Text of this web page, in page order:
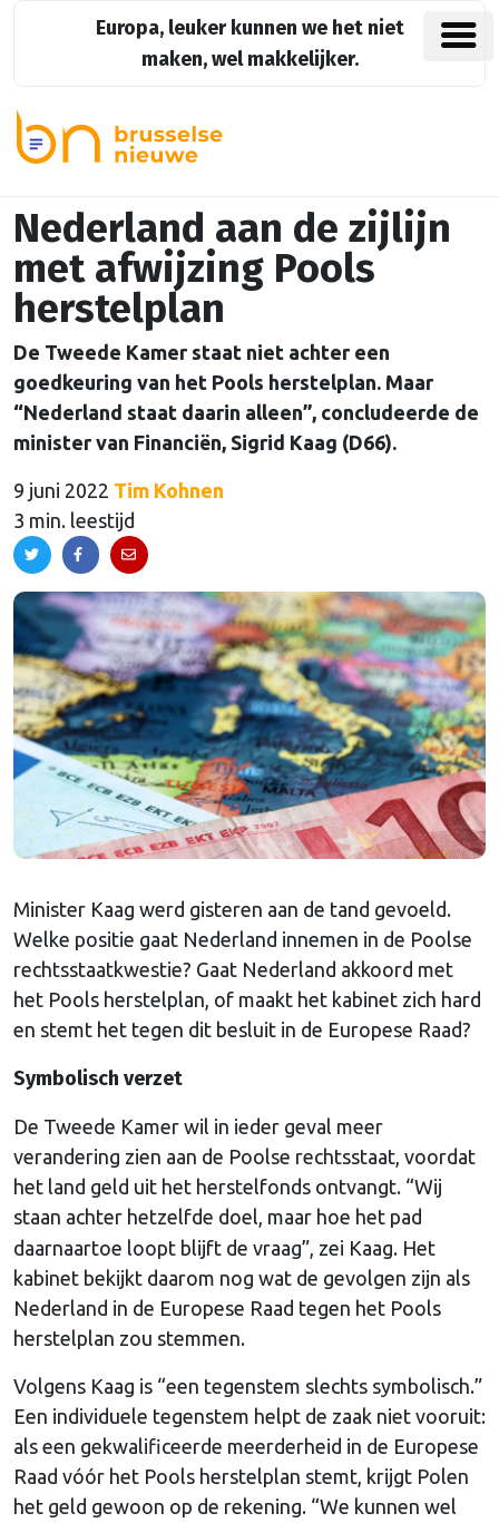
Europa, leuker kunnen we het niet
maken, wel makkelijker.
Nederland aan de zijlijn
met afwijzing Pools
herstelplan
De Tweede Kamer staat niet achter een
goedkeuring van het Pools herstelplan. Maar
“Nederland staat daarin alleen”, concludeerde de
minister van Financiën, Sigrid Kaag (D66).
9 juni 2022 Tim Kohnen
3 min. leestijd
Minister Kaag werd gisteren aan de tand gevoeld.
Welke positie gaat Nederland innemen in de Poolse
rechtsstaatkwestie? Gaat Nederland akkoord met
het Pools herstelplan, of maakt het kabinet zich hard
en stemt het tegen dit besluit in de Europese Raad?
Symbolisch verzet
De Tweede Kamer wil in ieder geval meer
verandering zien aan de Poolse rechtsstaat, voordat
het land geld uit het herstelfonds ontvangt. “Wij
staan achter hetzelfde doel, maar hoe het pad
daarnaartoe loopt blijft de vraag”, zei Kaag. Het
kabinet bekijkt daarom nog wat de gevolgen zijn als
Nederland in de Europese Raad tegen het Pools
herstelplan zou stemmen.
Volgens Kaag is “een tegenstem slechts symbolisch.”
Een individuele tegenstem helpt de zaak niet vooruit:
als een gekwalificeerde meerderheid in de Europese
Raad vóór het Pools herstelplan stemt, krijgt Polen
het geld gewoon op de rekening. “We kunnen wel